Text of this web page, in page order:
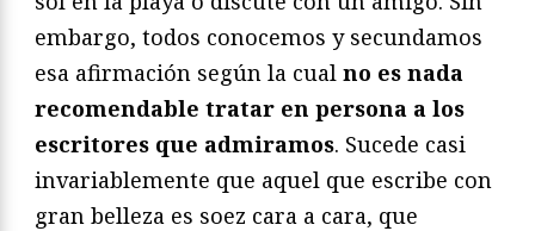
embargo, todos conocemos y secundamos
esa afirmación según la cual no es nada
recomendable tratar en persona a los
escritores que admiramos. Sucede casi
invariablemente que aquel que escribe con
gran belleza es soez cara a cara, que